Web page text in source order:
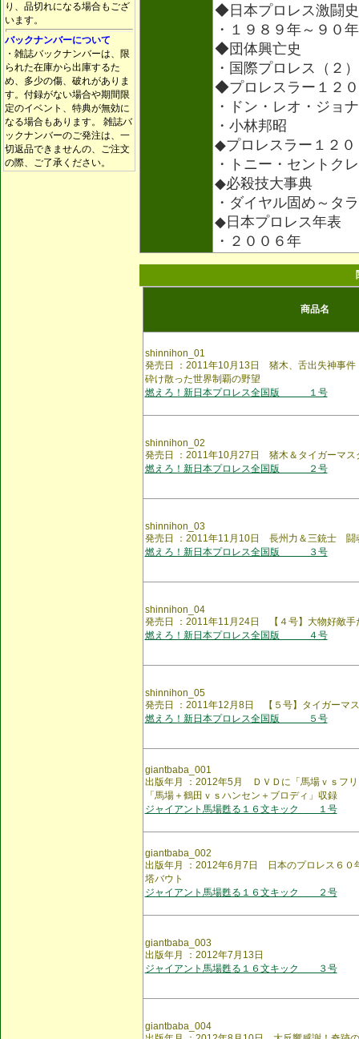
り、品切れになる場合もござ
います。
バックナンバーについて
・雑誌バックナンバーは、限
られた在庫から出庫するた
め、多少の傷、破れがありま
す。付録がない場合や期間限
定のイベント、特典が無効に
なる場合もあります。 雑誌バ
ックナンバーのご発注は、一
切返品できませんの、ご注文
の際、ご了承ください。
◆日本プロレス激闘
・１９８９年～９０年
◆団体興亡史
・国際プロレス（２）
◆プロレスラー１２
・ドン・レオ・ジョ
・小林邦昭
◆プロレスラー１２０
・トニー・セントク
◆必殺技大事典
・ダイヤル固め～タ
◆日本プロレス年表
・２００６年
商品名
shinnihon_01
発売日 ：2011年10月13日 猪木、舌出失神事
砕け散った世界制覇の野望
燃えろ！新日本プロレス全国版 １号
shinnihon_02
発売日 ：2011年10月27日 猪木＆タイガーマ
燃えろ！新日本プロレス全国版 ２号
shinnihon_03
発売日 ：2011年11月10日 長州力＆三銃士 闘
燃えろ！新日本プロレス全国版 ３号
shinnihon_04
発売日 ：2011年11月24日 【４号】大物好敵手
燃えろ！新日本プロレス全国版 ４号
shinnihon_05
発売日 ：2011年12月8日 【５号】タイガーマ
燃えろ！新日本プロレス全国版 ５号
giantbaba_001
出版年月 ：2012年5月 ＤＶＤに「馬場ｖｓフ
「馬場＋鶴田ｖｓハンセン＋ブロディ」収録
ジャイアント馬場甦る１６文キック １号
giantbaba_002
出版年月 ：2012年6月7日 日本のプロレス６０
塔バウト
ジャイアント馬場甦る１６文キック ２号
giantbaba_003
出版年月 ：2012年7月13日
ジャイアント馬場甦る１６文キック ３号
giantbaba_004